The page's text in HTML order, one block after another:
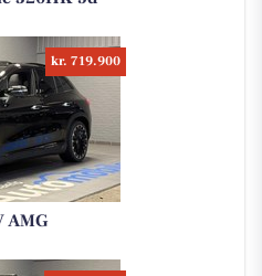
kr. 719.900
AMG